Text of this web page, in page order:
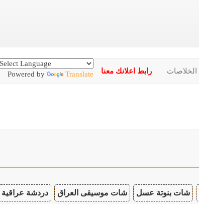
الخلاصات رابط اعلانك معنا Powered by Translate
شات بنوتة عسل شات موسيقى العراق دردشة عراقية